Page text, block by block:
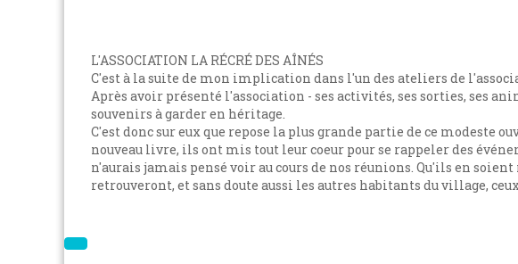
L'ASSOCIATION LA RÉCRÉ DES AÎNÉS
C'est à la suite de mon implication dans l'un des ateliers de
Après avoir présenté l'association - ses activités, ses sorties, ses
souvenirs à garder en héritage.
C'est donc sur eux que repose la plus grande partie de ce modeste
nouveau livre, ils ont mis tout leur coeur pour se rappeler des
n'aurais jamais pensé voir au cours de nos réunions. Qu'ils en
retrouveront, et sans doute aussi les autres habitants du village,